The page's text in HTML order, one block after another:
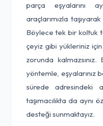
parça eşyalarını
araçlarımızla
Böylece tek bir koltuk
çeyiz gibi yükleriniz
zorunda
yöntemle, eşyalarınız
sürede adresindeki
taşımacılıkta da
desteği sunmaktayız.